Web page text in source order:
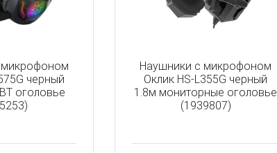
черный
оголовье
Наушники с микрофоном
Оклик HS-L355G черный
1.8м мониторные оголовье
(1939807)